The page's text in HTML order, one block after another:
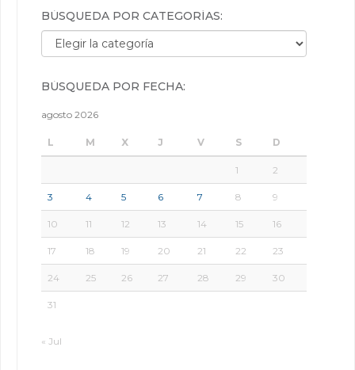
BÚSQUEDA POR CATEGORÍAS:
Búsqueda por categorías:
BÚSQUEDA POR FECHA:
agosto 2026
L M X J V S D
1 2
3 4 5 6 7 8 9
10 11 12 13 14 15 16
17 18 19 20 21 22 23
24 25 26 27 28 29 30
31
« Jul